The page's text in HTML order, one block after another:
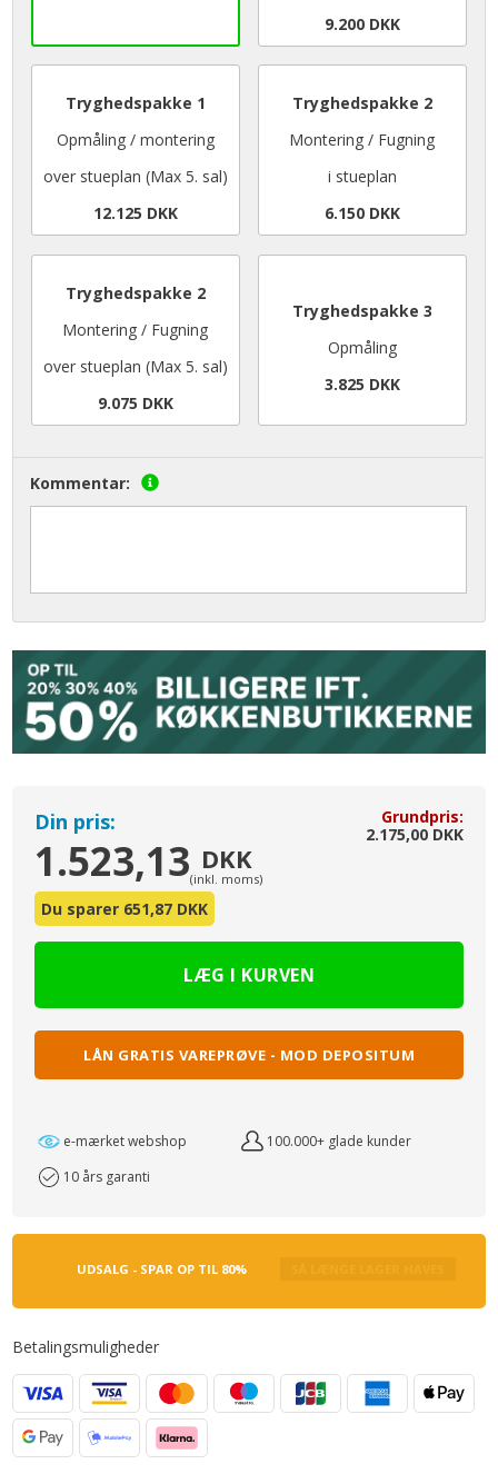
9.200 DKK
Tryghedspakke 1
Opmåling / montering
over stueplan (Max 5. sal)
12.125 DKK
Tryghedspakke 2
Montering / Fugning
i stueplan
6.150 DKK
Tryghedspakke 2
Montering / Fugning
over stueplan (Max 5. sal)
9.075 DKK
Tryghedspakke 3
Opmåling
3.825 DKK
Kommentar:
Din pris:
1.523,13 DKK
(inkl. moms)
Du sparer 651,87 DKK
Grundpris:
2.175,00 DKK
LÅN GRATIS VAREPRØVE - MOD DEPOSITUM
e-mærket webshop
100.000+ glade kunder
10 års garanti
UDSALG - SPAR OP TIL 80%
Betalingsmuligheder